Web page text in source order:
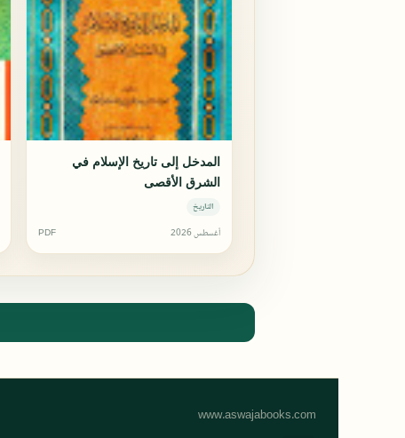
المدخل إلى تاريخ الإسلام في
الشرق الأقصى
التاريخ
أغسطس 2026 PDF